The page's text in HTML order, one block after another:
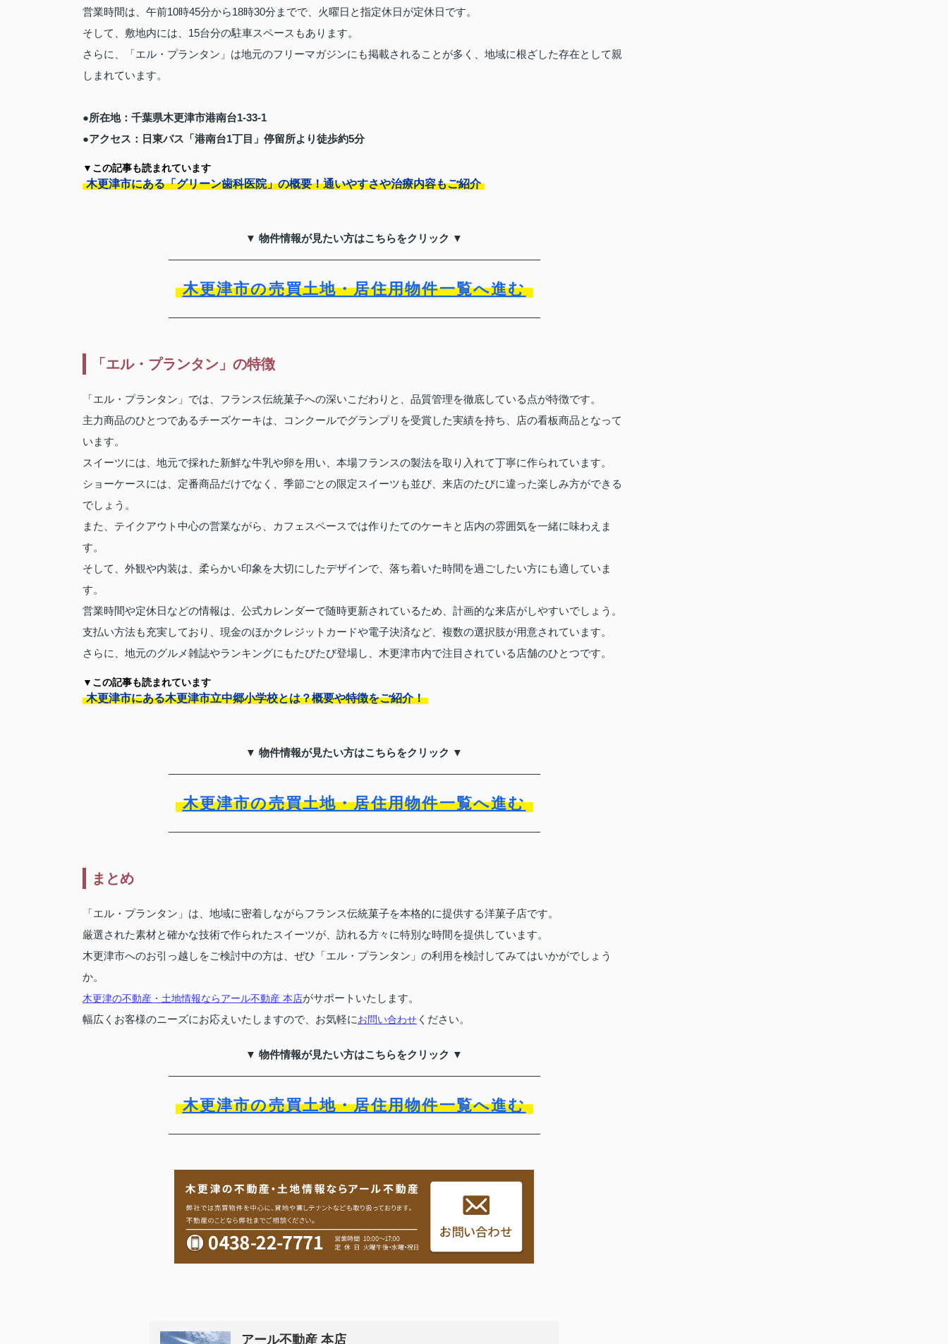
営業時間は、午前10時45分から18時30分までで、火曜日と指定休日が定休日です。
そして、敷地内には、15台分の駐車スペースもあります。
さらに、「エル・プランタン」は地元のフリーマガジンにも掲載されることが多く、地域に根ざした存在として親
しまれています。
●所在地：千葉県木更津市港南台1-33-1
●アクセス：日東バス「港南台1丁目」停留所より徒歩約5分
▼この記事も読まれています
木更津市にある「グリーン歯科医院」の概要！通いやすさや治療内容もご紹介
▼ 物件情報が見たい方はこちらをクリック ▼
木更津市の売買土地・居住用物件一覧へ進む
「エル・プランタン」の特徴
「エル・プランタン」では、フランス伝統菓子への深いこだわりと、品質管理を徹底している点が特徴です。
主力商品のひとつであるチーズケーキは、コンクールでグランプリを受賞した実績を持ち、店の看板商品となって
います。
スイーツには、地元で採れた新鮮な牛乳や卵を用い、本場フランスの製法を取り入れて丁寧に作られています。
ショーケースには、定番商品だけでなく、季節ごとの限定スイーツも並び、来店のたびに違った楽しみ方ができる
でしょう。
また、テイクアウト中心の営業ながら、カフェスペースでは作りたてのケーキと店内の雰囲気を一緒に味わえま
す。
そして、外観や内装は、柔らかい印象を大切にしたデザインで、落ち着いた時間を過ごしたい方にも適していま
す。
営業時間や定休日などの情報は、公式カレンダーで随時更新されているため、計画的な来店がしやすいでしょう。
支払い方法も充実しており、現金のほかクレジットカードや電子決済など、複数の選択肢が用意されています。
さらに、地元のグルメ雑誌やランキングにもたびたび登場し、木更津市内で注目されている店舗のひとつです。
▼この記事も読まれています
木更津市にある木更津市立中郷小学校とは？概要や特徴をご紹介！
▼ 物件情報が見たい方はこちらをクリック ▼
木更津市の売買土地・居住用物件一覧へ進む
まとめ
「エル・プランタン」は、地域に密着しながらフランス伝統菓子を本格的に提供する洋菓子店です。
厳選された素材と確かな技術で作られたスイーツが、訪れる方々に特別な時間を提供しています。
木更津市へのお引っ越しをご検討中の方は、ぜひ「エル・プランタン」の利用を検討してみてはいかがでしょう
か。
木更津の不動産・土地情報ならアール不動産 本店がサポートいたします。
幅広くお客様のニーズにお応えいたしますので、お気軽にお問い合わせ ください。
▼ 物件情報が見たい方はこちらをクリック ▼
木更津市の売買土地・居住用物件一覧へ進む
アール不動産 本店